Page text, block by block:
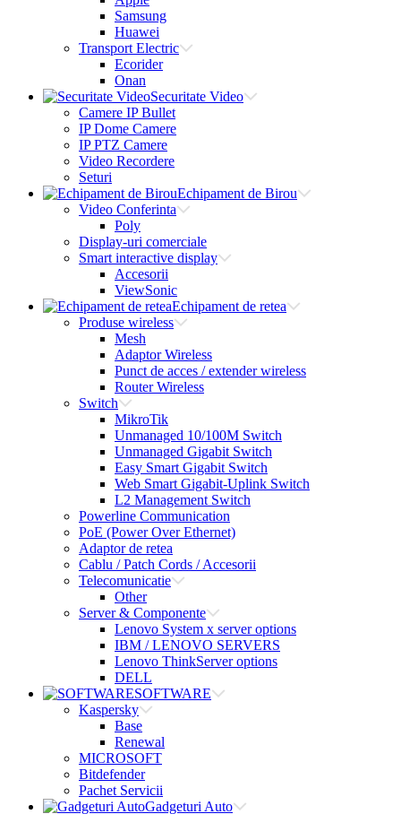
Samsung
Huawei
Transport Electric
Ecorider
Onan
Securitate Video
Camere IP Bullet
IP Dome Camere
IP PTZ Camere
Video Recordere
Seturi
Echipament de Birou
Video Conferinta
Poly
Display-uri comerciale
Smart interactive display
Accesorii
ViewSonic
Echipament de retea
Produse wireless
Mesh
Adaptor Wireless
Punct de acces / extender wireless
Router Wireless
Switch
MikroTik
Unmanaged 10/100M Switch
Unmanaged Gigabit Switch
Easy Smart Gigabit Switch
Web Smart Gigabit-Uplink Switch
L2 Management Switch
Powerline Communication
PoE (Power Over Ethernet)
Adaptor de retea
Cablu / Patch Cords / Accesorii
Telecomunicatie
Other
Server & Componente
Lenovo System x server options
IBM / LENOVO SERVERS
Lenovo ThinkServer options
DELL
SOFTWARE
Kaspersky
Base
Renewal
MICROSOFT
Bitdefender
Pachet Servicii
Gadgeturi Auto